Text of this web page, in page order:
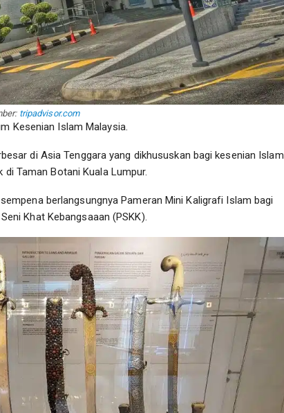
tripadvisor.com
Kesenian Islam Malaysia.
di Asia Tenggara yang dikhususkan bagi kesenian Islam
Taman Botani Kuala Lumpur.
berlangsungnya Pameran Mini Kaligrafi Islam bagi
Khat Kebangsaaan (PSKK).